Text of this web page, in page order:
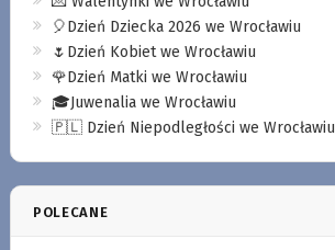
🎈Dzień Dziecka 2026 we Wrocławiu
🌷Dzień Kobiet we Wrocławiu
🌹Dzień Matki we Wrocławiu
🎓Juwenalia we Wrocławiu
🇵🇱 Dzień Niepodległości we Wrocławiu
POLECANE